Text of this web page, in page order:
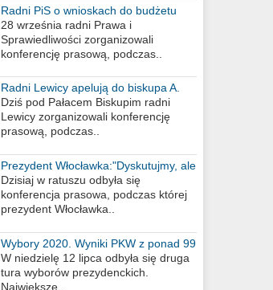
Radni PiS o wnioskach do budżetu
miasta na 2021 rok
28 września radni Prawa i
Sprawiedliwości zorganizowali
konferencję prasową, podczas..
Radni Lewicy apelują do biskupa A.
Wiesława Meringa
Dziś pod Pałacem Biskupim radni
Lewicy zorganizowali konferencję
prasową, podczas..
Prezydent Włocławka:"Dyskutujmy, ale
nie obrażajmy się”
Dzisiaj w ratuszu odbyła się
konferencja prasowa, podczas której
prezydent Włocławka..
Wybory 2020. Wyniki PKW z ponad 99
procent obwodów
W niedzielę 12 lipca odbyła się druga
tura wyborów prezydenckich.
Największe..